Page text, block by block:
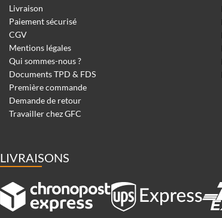
Livraison
Paiement sécurisé
CGV
Mentions légales
Qui sommes-nous ?
Documents TPD & FDS
Première commande
Demande de retour
Travailler chez GFC
LIVRAISONS